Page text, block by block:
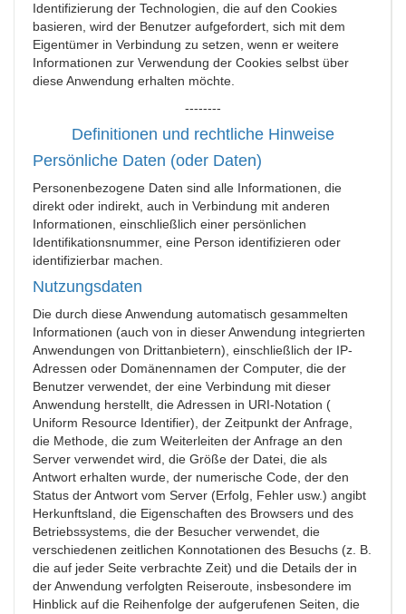
Identifizierung der Technologien, die auf den Cookies
basieren, wird der Benutzer aufgefordert, sich mit dem
Eigentümer in Verbindung zu setzen, wenn er weitere
Informationen zur Verwendung der Cookies selbst über
diese Anwendung erhalten möchte.
--------
Definitionen und rechtliche Hinweise
Persönliche Daten (oder Daten)
Personenbezogene Daten sind alle Informationen, die
direkt oder indirekt, auch in Verbindung mit anderen
Informationen, einschließlich einer persönlichen
Identifikationsnummer, eine Person identifizieren oder
identifizierbar machen.
Nutzungsdaten
Die durch diese Anwendung automatisch gesammelten
Informationen (auch von in dieser Anwendung integrierten
Anwendungen von Drittanbietern), einschließlich der IP-
Adressen oder Domänennamen der Computer, die der
Benutzer verwendet, der eine Verbindung mit dieser
Anwendung herstellt, die Adressen in URI-Notation (
Uniform Resource Identifier), der Zeitpunkt der Anfrage,
die Methode, die zum Weiterleiten der Anfrage an den
Server verwendet wird, die Größe der Datei, die als
Antwort erhalten wurde, der numerische Code, der den
Status der Antwort vom Server (Erfolg, Fehler usw.) angibt
Herkunftsland, die Eigenschaften des Browsers und des
Betriebssystems, die der Besucher verwendet, die
verschiedenen zeitlichen Konnotationen des Besuchs (z. B.
die auf jeder Seite verbrachte Zeit) und die Details der in
der Anwendung verfolgten Reiseroute, insbesondere im
Hinblick auf die Reihenfolge der aufgerufenen Seiten, die